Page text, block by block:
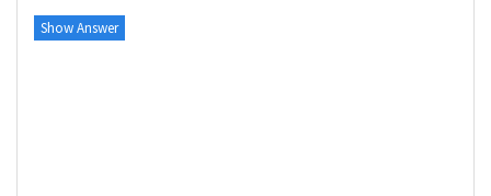
Show Answer